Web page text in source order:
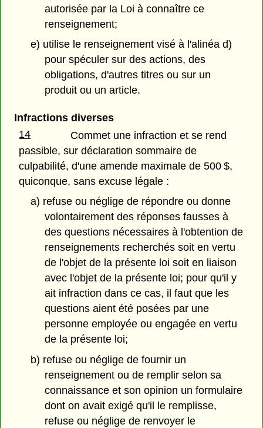
autorisée par la Loi à connaître ce
renseignement;
e) utilise le renseignement visé à l'alinéa d)
pour spéculer sur des actions, des
obligations, d'autres titres ou sur un
produit ou un article.
Infractions diverses
14
Commet une infraction et se rend
passible, sur déclaration sommaire de
culpabilité, d'une amende maximale de 500 $,
quiconque, sans excuse légale :
a) refuse ou néglige de répondre ou donne
volontairement des réponses fausses à
des questions nécessaires à l'obtention de
renseignements recherchés soit en vertu
de l'objet de la présente loi soit en liaison
avec l'objet de la présente loi; pour qu'il y
ait infraction dans ce cas, il faut que les
questions aient été posées par une
personne employée ou engagée en vertu
de la présente loi;
b) refuse ou néglige de fournir un
renseignement ou de remplir selon sa
connaissance et son opinion un formulaire
dont on avait exigé qu'il le remplisse,
refuse ou néglige de renvoyer le